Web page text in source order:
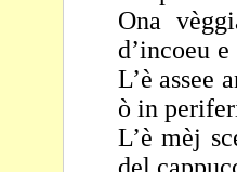
Ona
d’incoeu
L’è assee
ò in
L’è mèj